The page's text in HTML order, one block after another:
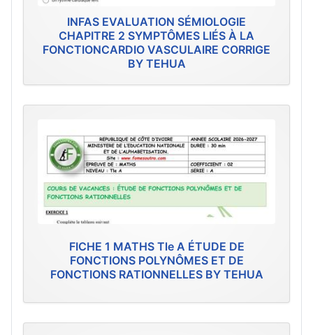
INFAS EVALUATION SÉMIOLOGIE
CHAPITRE 2 SYMPTÔMES LIÉS À LA
FONCTIONCARDIO VASCULAIRE CORRIGE
BY TEHUA
FICHE 1 MATHS Tle A ÉTUDE DE
FONCTIONS POLYNÔMES ET DE
FONCTIONS RATIONNELLES BY TEHUA